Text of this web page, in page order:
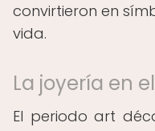
convirtieron en
vida.
La joyería en
El periodo art